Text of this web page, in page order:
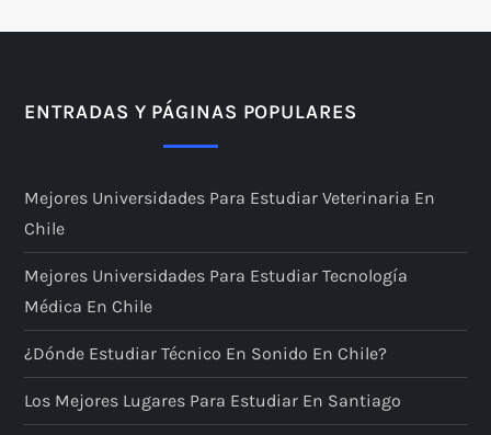
ENTRADAS Y PÁGINAS POPULARES
Mejores Universidades Para Estudiar Veterinaria En
Chile
Mejores Universidades Para Estudiar Tecnología
Médica En Chile
¿Dónde Estudiar Técnico En Sonido En Chile?
Los Mejores Lugares Para Estudiar En Santiago